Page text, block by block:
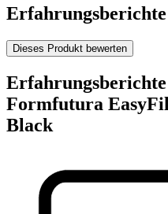
Dieses Produkt bewerten
Formfutura
Black